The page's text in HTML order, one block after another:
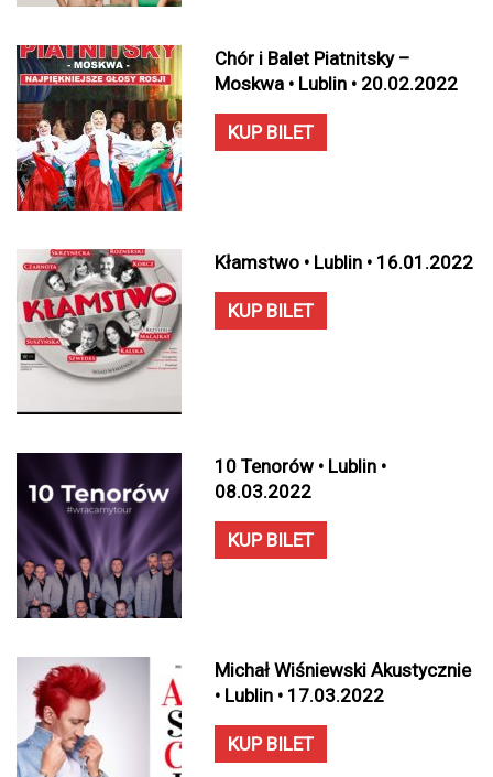
Chór i Balet Piatnitsky –
Moskwa • Lublin • 20.02.2022
KUP BILET
Kłamstwo • Lublin • 16.01.2022
KUP BILET
10 Tenorów • Lublin •
08.03.2022
KUP BILET
Michał Wiśniewski Akustycznie
• Lublin • 17.03.2022
KUP BILET